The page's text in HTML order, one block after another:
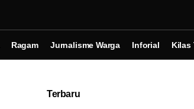
Ragam Jurnalisme Warga Inforial Kilas
Terbaru